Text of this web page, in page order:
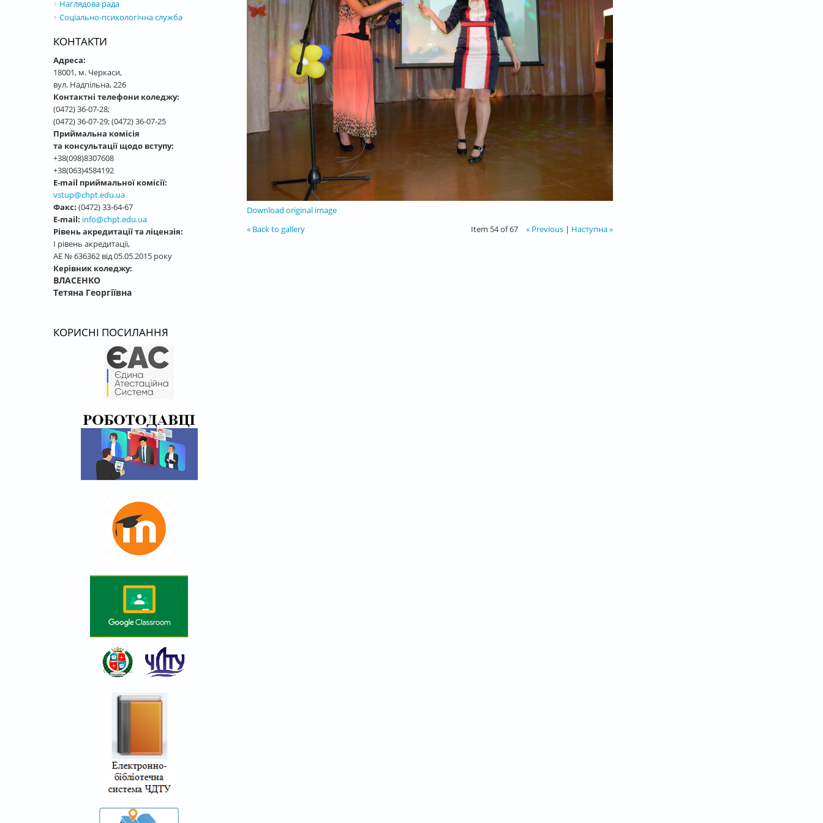
Download original image
« Back to gallery
Item 54 of 67 « Previous| Наступна »
Наглядова рада
Соціально-психологічна служба
КОНТАКТИ
Адреса:
18001, м. Черкаси,
вул. Надпільна, 226
Контактні телефони коледжу:
(0472) 36-07-28;
(0472) 36-07-29; (0472) 36-07-25
Приймальна комісія
та консультації щодо вступу:
+38(098)8307608
+38(063)4584192
E-mail приймальної комісії:
vstup@chpt.edu.ua
Факс: (0472) 33-64-67
E-mail: info@chpt.edu.ua
Рівень акредитації та ліцензія:
І рівень акредитації,
АЕ № 636362 від 05.05.2015 року
Керівник коледжу:
ВЛАСЕНКО
Тетяна Георгіївна
КОРИСНІ ПОСИЛАННЯ